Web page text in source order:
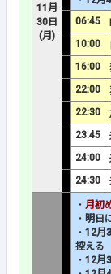
11月
30日
(月)
06:45
10:00
16:00
22:00
22:30
23:45
24:00
24:30
・ 月初
・ 明日
・ 12月
控える
・ 12月